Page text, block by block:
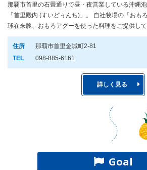
那覇市首里の石畳通りで昼 ･ 夜営業している沖縄
「首里殿内 (すいどぅんち)」。 自社牧場の「おも
球在来豚、おもろアグーを使った料理をご提供して
住所
那覇市首里金城町2-81
TEL
098-885-6161
詳しく見る
Goal